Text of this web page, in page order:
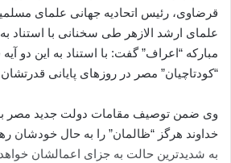
قرضاوی، رئیس اتحادیه جهانی علمای
مبارکه “اعراف” گفت: با استناد به این دو آیه
“کودتاچیان” مصر در روزهای پایانی
وی ضمن توصیف مقامات دولت جدید مصر به
خداوند هرگز “ظالمان” را به حال خودشان
به شدیدترین حالت به جزای اعمالشان